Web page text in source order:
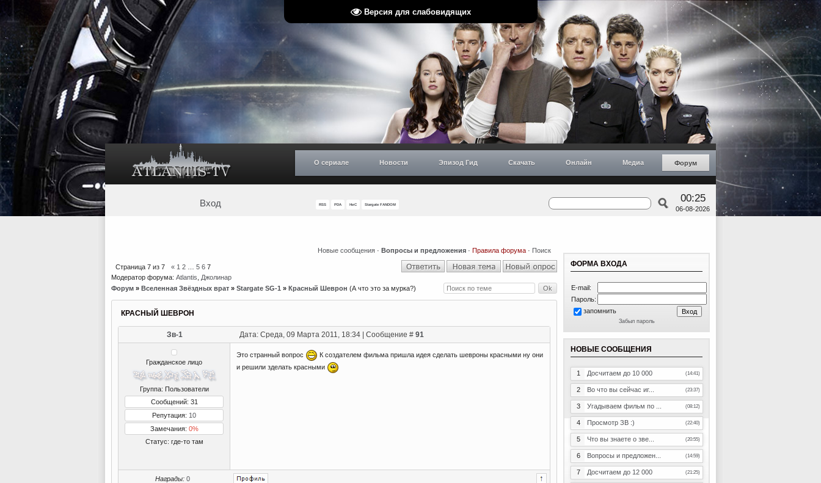
Версия для слабовидящих
О сериале Новости Эпизод Гид Скачать Онлайн Медиа Форум
Вход RSS PDA НиС Stargate FANDOM
00:25
06-08-2026
Новые сообщения · Вопросы и предложения · Правила форума · Поиск
Страница 7 из 7 « 1 2 5 6 7
Модератор форума: Atlantis
Джолинар
Форум » Вселенная Звёздных врат » Stargate SG-1 » Красный Шеврон (А что это за мурка?)
КРАСНЫЙ ШЕВРОН
Зв-1 Дата: Среда, 09 Марта 2011, 18:34 | Сообщение # 91
Гражданское лицо
Группа: Пользователи
Сообщений: 31
Репутация: 10
Замечания: 0%
Статус: где-то там
Это странный вопрос
К создателем фильма пришла идея сделать шевроны красными ну они
и решили зделать красными
Награды: 0
ФОРМА ВХОДА
E-mail:
Пароль:
запомнить
Забыл пароль
НОВЫЕ СООБЩЕНИЯ
1 Досчитаем до 10 000 (14:41)
2 Во что вы сейчас иг... (23:37)
3 Угадываем фильм по ... (08:12)
4 Просмотр ЗВ :) (22:40)
5 Что вы знаете о зве... (20:55)
6 Вопросы и предложен... (14:59)
7 Досчитаем до 12 000 (21:25)